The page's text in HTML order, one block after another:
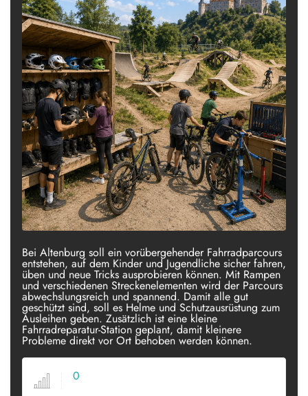
Bei Altenburg soll ein vorübergehender Fahrradparcours
entstehen, auf dem Kinder und Jugendliche sicher fahren,
üben und neue Tricks ausprobieren können. Mit Rampen
und verschiedenen Streckenelementen wird der Parcours
abwechslungsreich und spannend. Damit alle gut
geschützt sind, soll es Helme und Schutzausrüstung zum
Ausleihen geben. Zusätzlich ist eine kleine
Fahrradreparatur-Station geplant, damit kleinere
Probleme direkt vor Ort behoben werden können.
0